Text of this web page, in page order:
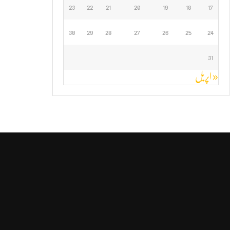
17
18
19
20
21
22
23
24
25
26
27
28
29
30
31
« اپریل